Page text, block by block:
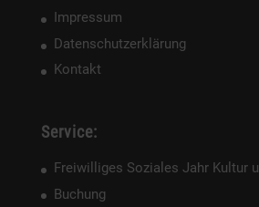
Impressum
Datenschutzerklärung
Kontakt
Service:
Freiwilliges Soziales Jahr Kultur
Buchung